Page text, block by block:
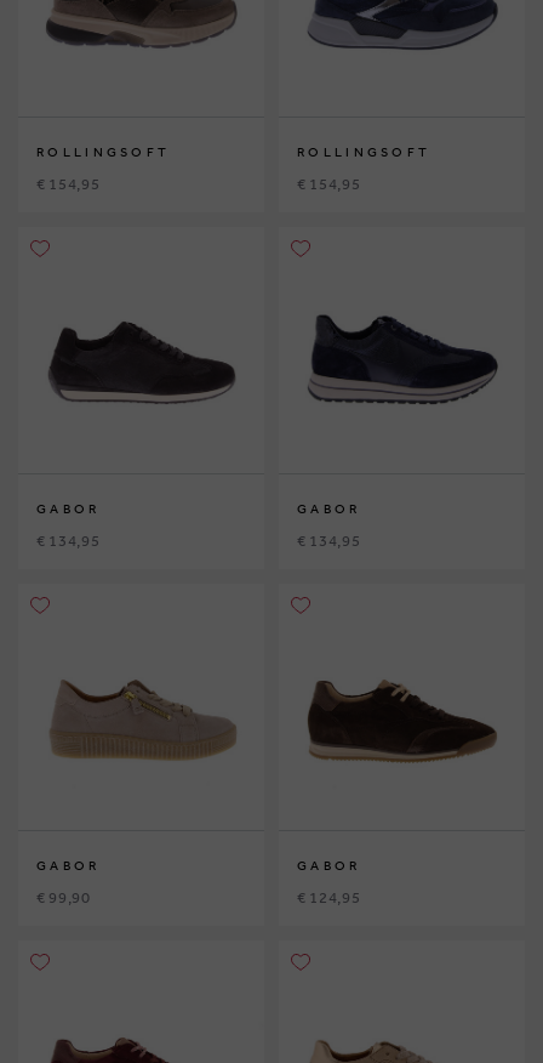
ROLLINGSOFT
€ 154,95
ROLLINGSOFT
€ 154,95
GABOR
€ 134,95
GABOR
€ 134,95
GABOR
€ 99,90
GABOR
€ 124,95